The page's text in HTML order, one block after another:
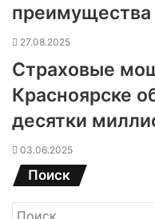
преимущества
27.08.2025
Страховые
Красноярске
десятки
03.06.2025
Поиск
Найти: